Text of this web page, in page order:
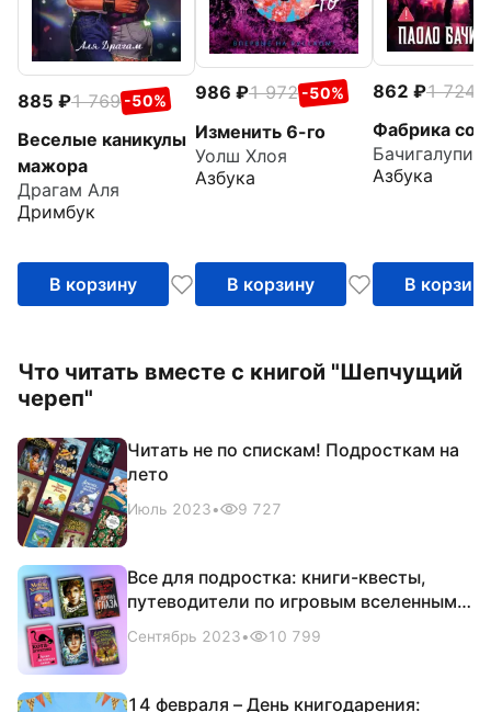
885 1 769 -50%
Веселые каникулы
мажора
Драгам Аля
Дримбук
В корзину
986 1 972 -50%
Изменить 6-го
Уолш Хлоя
Азбука
В корзину
862 1 724
Фабрика
Бачигалупи
Азбука
В корзину
Что читать вместе с книгой "Шепчущий
череп"
Читать не по спискам! Подросткам на
лето
Июль 2023• 9 727
Все для подростка: книги-квесты,
путеводители по игровым вселенным и
многое другое
Сентябрь 2023• 10 799
14 февраля – День книгодарения: